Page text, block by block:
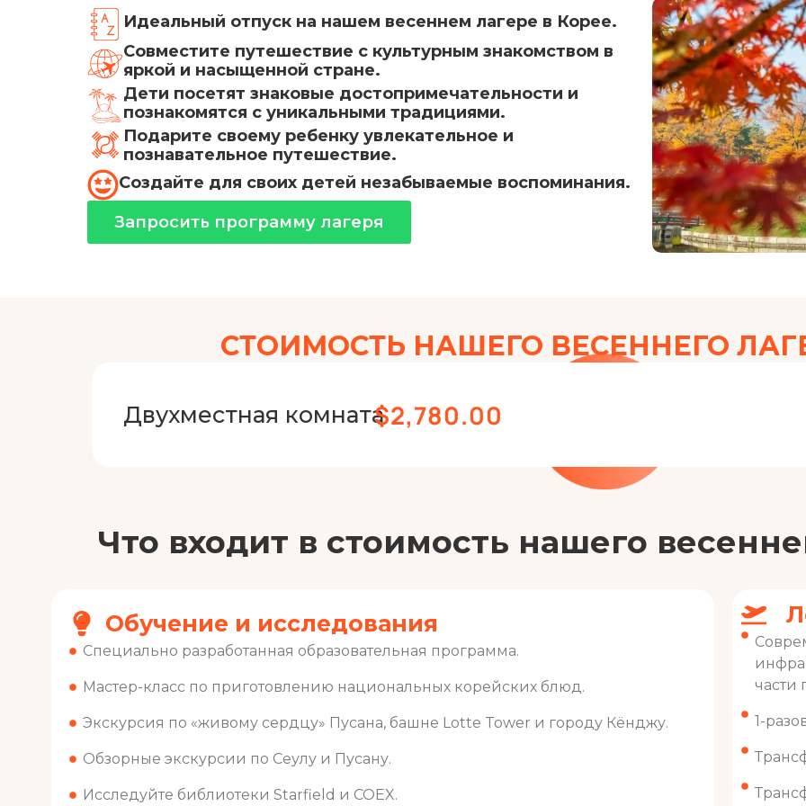
Идеальный отпуск на нашем весеннем лагере в Корее.
Совместите путешествие с культурным знакомством в
яркой и насыщенной стране.
Дети посетят знаковые достопримечательности и
познакомятся с уникальными традициями.
Подарите своему ребенку увлекательное и
познавательное путешествие.
Создайте для своих детей незабываемые воспоминания.
Запросить программу лагеря
СТОИМОСТЬ НАШЕГО ВЕСЕННЕГО
Двухместная комната$2,780.00
Что входит в стоимость нашего
Обучение и исследования
Специально разработанная образовательная программа.
Мастер-класс по приготовлению национальных корейских блюд.
Экскурсия по «живому сердцу» Пусана, башне Lotte Tower и городу Кёнджу.
Обзорные экскурсии по Сеулу и Пусану.
Исследуйте библиотеки Starfield и COEX.
части
1-